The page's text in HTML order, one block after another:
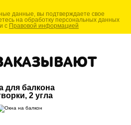
данные, вы подтверждаете свое
на обработку персональных данных
с Правовой информацией
для балкона
2 угла